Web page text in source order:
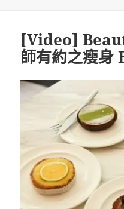
[Video]
師有約之瘦身